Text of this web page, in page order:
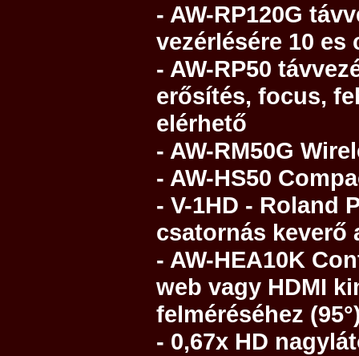
- AW-RP120G
vezérlésére 10
- AW-RP50
erősítés, focus,
elérhető
- AW-RM50G
- AW-HS50
- V-1HD - Roland
csatornás keverő
- AW-HEA10K
web vagy HDMI
felméréséhez
- 0,67x HD